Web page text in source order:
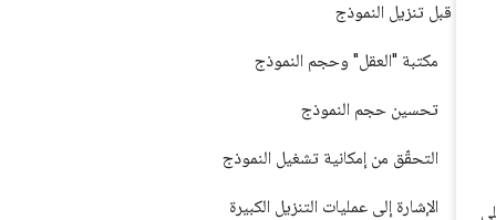
قبل تنزيل النموذج
مكتبة "العقل" وحجم النموذج
تحسين حجم النموذج
التحقّق من إمكانية تشغيل النموذج
الإشارة إلى عمليات التنزيل الكبيرة